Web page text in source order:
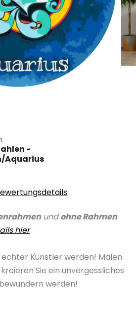
undohne Rahmen
hier
Künstler werden! Malen
Sie ein unvergessliches
werden!
-
Aquarius